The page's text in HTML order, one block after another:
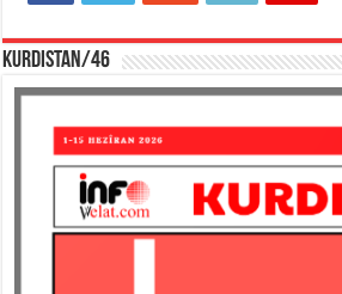
KURDISTAN/46